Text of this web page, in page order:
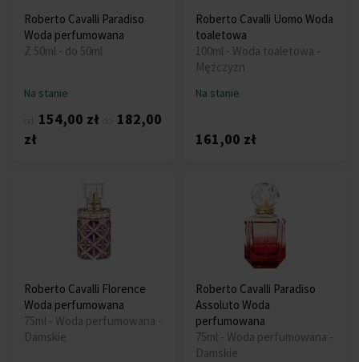
Roberto Cavalli Paradiso
Woda perfumowana
Z 50ml - do 50ml
Na stanie
154,00 zł
182,00
zł
Roberto Cavalli Uomo Woda
toaletowa
100ml - Woda toaletowa -
Mężczyzn
Na stanie
161,00 zł
Roberto Cavalli Florence
Woda perfumowana
75ml - Woda perfumowana -
Damskie
Roberto Cavalli Paradiso
Assoluto Woda
perfumowana
75ml - Woda perfumowana -
Damskie